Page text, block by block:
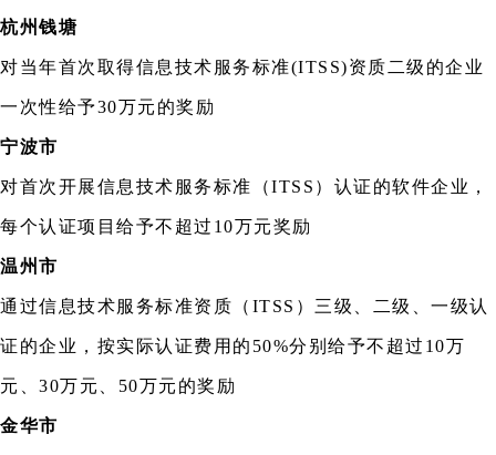
杭州钱塘
对当年首次取得信息技术服务标准(ITSS)资质二级的企业
一次性给予30万元的奖励
宁波市
对首次开展信息技术服务标准（ITSS）认证的软件企业，
每个认证项目给予不超过10万元奖励
温州市
通过信息技术服务标准资质（ITSS）三级、二级、一级认
证的企业，按实际认证费用的50%分别给予不超过10万
元、30万元、50万元的奖励
金华市